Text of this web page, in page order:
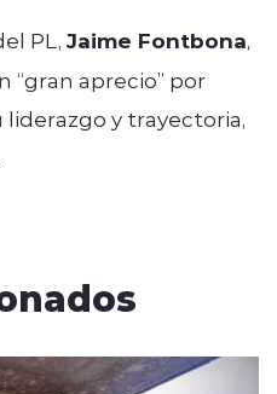
PL, Jaime Fontbona,
aprecio” por
liderazgo y trayectoria,